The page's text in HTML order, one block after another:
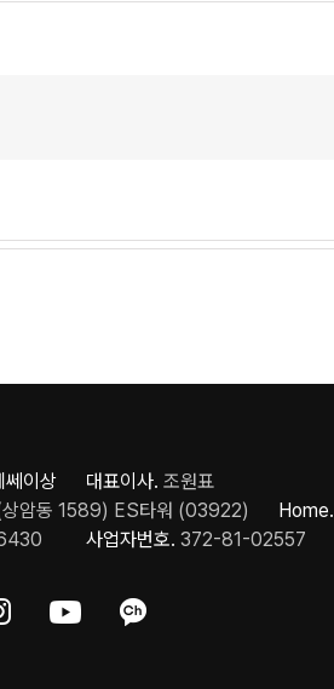
쎄이상 대표이사. 조원표
(상암동 1589) ES타워 (03922) Home.
6430 사업자번호. 372-81-02557